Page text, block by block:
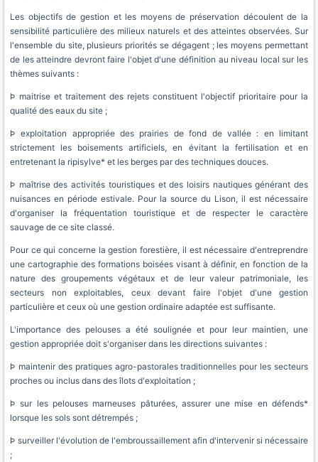
Les objectifs de gestion et les moyens de préservation découlent de la
sensibilité particulière des milieux naturels et des atteintes observées. Sur
l'ensemble du site, plusieurs priorités se dégagent ; les moyens permettant
de les atteindre devront faire l'objet d'une définition au niveau local sur les
thèmes suivants :
Þ maitrise et traitement des rejets constituent l'objectif prioritaire pour la
qualité des eaux du site ;
Þ exploitation appropriée des prairies de fond de vallée : en limitant
strictement les boisements artificiels, en évitant la fertilisation et en
entretenant la ripisylve* et les berges par des techniques douces.
Þ maîtrise des activités touristiques et des loisirs nautiques générant des
nuisances en période estivale. Pour la source du Lison, il est nécessaire
d'organiser la fréquentation touristique et de respecter le caractère
sauvage de ce site classé.
Pour ce qui concerne la gestion forestière, il est nécessaire d'entreprendre
une cartographie des formations boisées visant à définir, en fonction de la
nature des groupements végétaux et de leur valeur patrimoniale, les
secteurs non exploitables, ceux devant faire l'objet d'une gestion
particulière et ceux où une gestion ordinaire adaptée est suffisante.
L'importance des pelouses a été soulignée et pour leur maintien, une
gestion appropriée doit s'organiser dans les directions suivantes :
Þ maintenir des pratiques agro-pastorales traditionnelles pour les secteurs
proches ou inclus dans des îlots d'exploitation ;
Þ sur les pelouses marneuses pâturées, assurer une mise en défends*
lorsque les sols sont détrempés ;
Þ surveiller l'évolution de l'embroussaillement afin d'intervenir si nécessaire
;